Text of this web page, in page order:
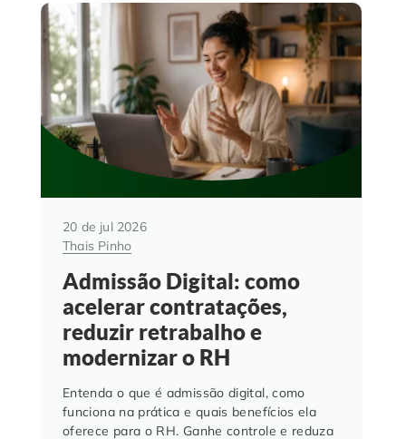
20 de jul 2026
Thais Pinho
Admissão Digital: como
acelerar contratações,
reduzir retrabalho e
modernizar o RH
Entenda o que é admissão digital, como
funciona na prática e quais benefícios ela
oferece para o RH. Ganhe controle e reduza